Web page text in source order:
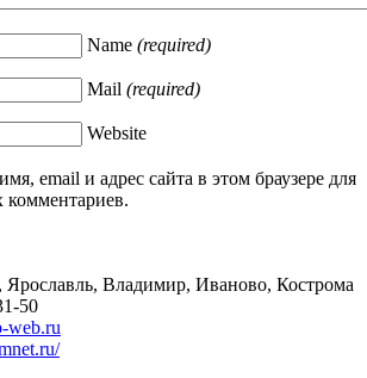
Name (required)
Mail (required)
Website
email и адрес сайта в этом браузере для
Владимир, Иваново, Кострома
50
web.ru